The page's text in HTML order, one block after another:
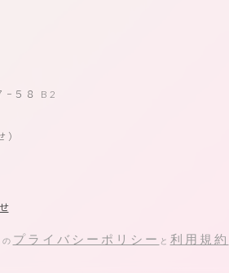
−５８ B2
プライバシーポリシー と 利用規約